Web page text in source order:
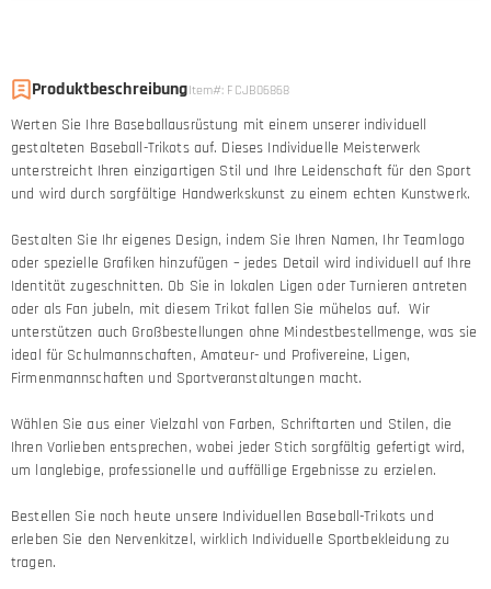
ProduktbeschreibungItem#: FCJB06868
Werten Sie Ihre Baseballausrüstung mit einem unserer individuell
gestalteten Baseball-Trikots auf. Dieses Individuelle Meisterwerk
unterstreicht Ihren einzigartigen Stil und Ihre Leidenschaft für den Sport
und wird durch sorgfältige Handwerkskunst zu einem echten Kunstwerk.
Gestalten Sie Ihr eigenes Design, indem Sie Ihren Namen, Ihr Teamlogo
oder spezielle Grafiken hinzufügen – jedes Detail wird individuell auf Ihre
Identität zugeschnitten. Ob Sie in lokalen Ligen oder Turnieren antreten
oder als Fan jubeln, mit diesem Trikot fallen Sie mühelos auf. Wir
unterstützen auch Großbestellungen ohne Mindestbestellmenge, was sie
ideal für Schulmannschaften, Amateur- und Profivereine, Ligen,
Firmenmannschaften und Sportveranstaltungen macht.
Wählen Sie aus einer Vielzahl von Farben, Schriftarten und Stilen, die
Ihren Vorlieben entsprechen, wobei jeder Stich sorgfältig gefertigt wird,
um langlebige, professionelle und auffällige Ergebnisse zu erzielen.
Bestellen Sie noch heute unsere Individuellen Baseball-Trikots und
erleben Sie den Nervenkitzel, wirklich Individuelle Sportbekleidung zu
tragen.